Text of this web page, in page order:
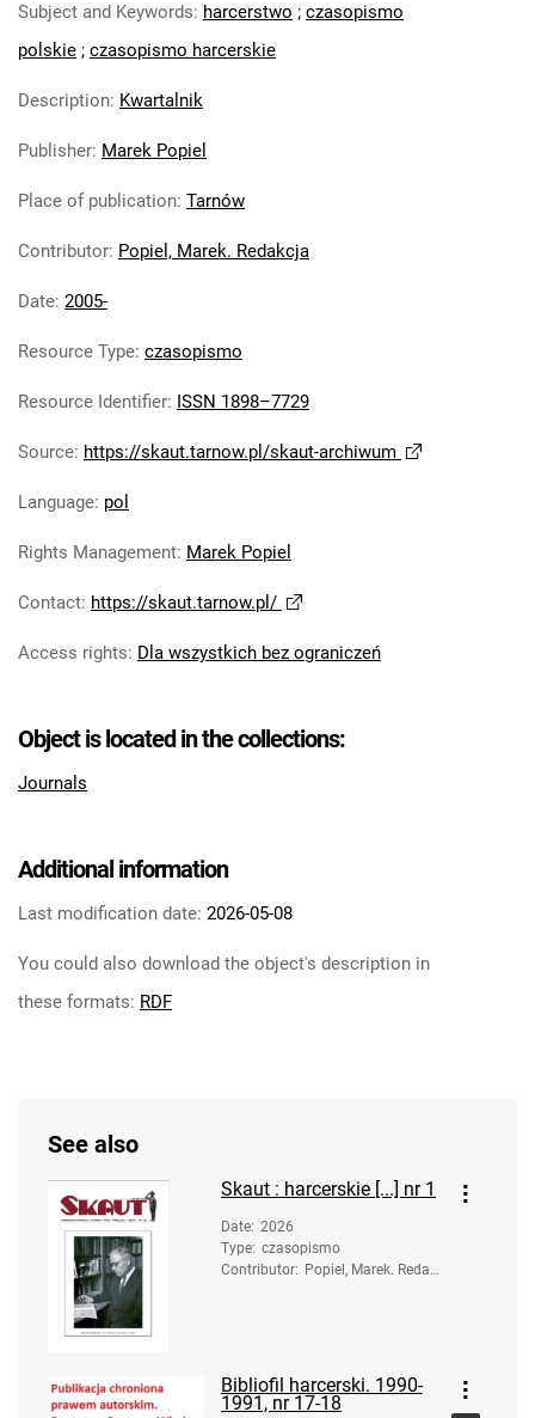
Skaut. 2021
Skaut. 2022
Skaut. 2024
Skaut. 2026
Skaut : harcerskie pismo historyczne.
Subject and Keywords: harcerstwo ; czasopismo
polskie ; czasopismo harcerskie
Description: Kwartalnik
Publisher: Marek Popiel
Place of publication: Tarnów
Contributor: Popiel, Marek. Redakcja
Date: 2005-
Resource Type: czasopismo
Resource Identifier: ISSN 1898–7729
Source: https://skaut.tarnow.pl/skaut-archiwum
Language: pol
Rights Management: Marek Popiel
Contact: https://skaut.tarnow.pl/
Access rights: Dla wszystkich bez ograniczeń
Object is located in the collections:
Journals
Additional information
Last modification date: 2026-05-08
You could also download the object's description in
these formats: RDF
See also
Skaut : harcerskie [...] nr 1
Date: 2026
Type: czasopismo
Contributor: Popiel, Marek. Redakc
Bibliofil harcerski. 1990-
1991, nr 17-18